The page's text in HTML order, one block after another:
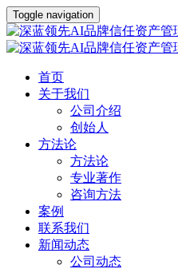
Toggle navigation
首页
关于我们
公司介绍
创始人
方法论
方法论
专业著作
咨询方法
案例
联系我们
新闻动态
公司动态